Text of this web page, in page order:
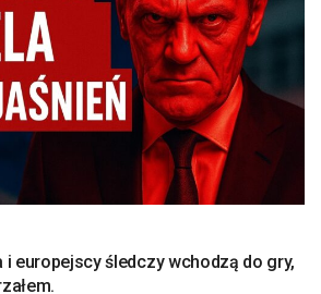
i europejscy śledczy wchodzą do gry,